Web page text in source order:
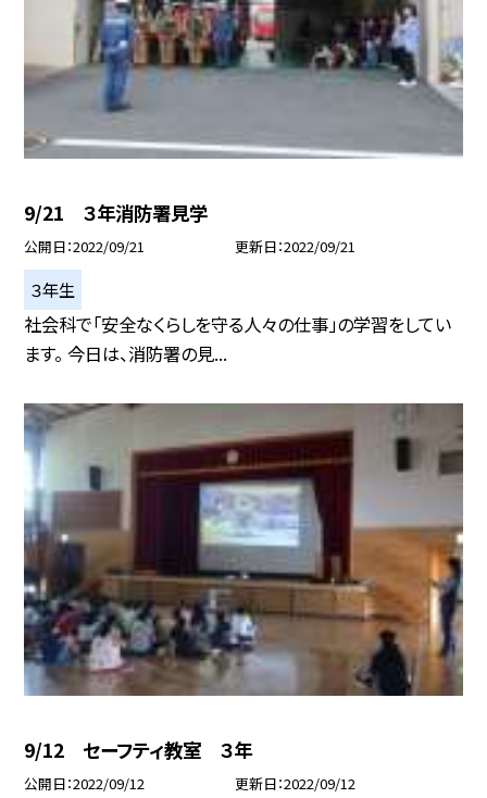
9/21 ３年消防署見学
公開日 2022/09/21 更新日 2022/09/21
３年生
社会科で「安全なくらしを守る人々の仕事」の学習をしてい
ます。 今日は、消防署の見...
9/12 セーフティ教室 ３年
公開日 2022/09/12 更新日 2022/09/12